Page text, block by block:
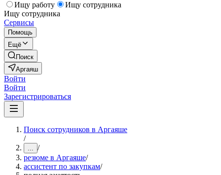
Ищу работу
Ищу сотрудника
Ищу сотрудника
Сервисы
Помощь
Ещё
Поиск
Аргаяш
Войти
Войти
Зарегистрироваться
Поиск сотрудников в Аргаяше
/
... /
резюме в Аргаяше/
ассистент по закупкам/